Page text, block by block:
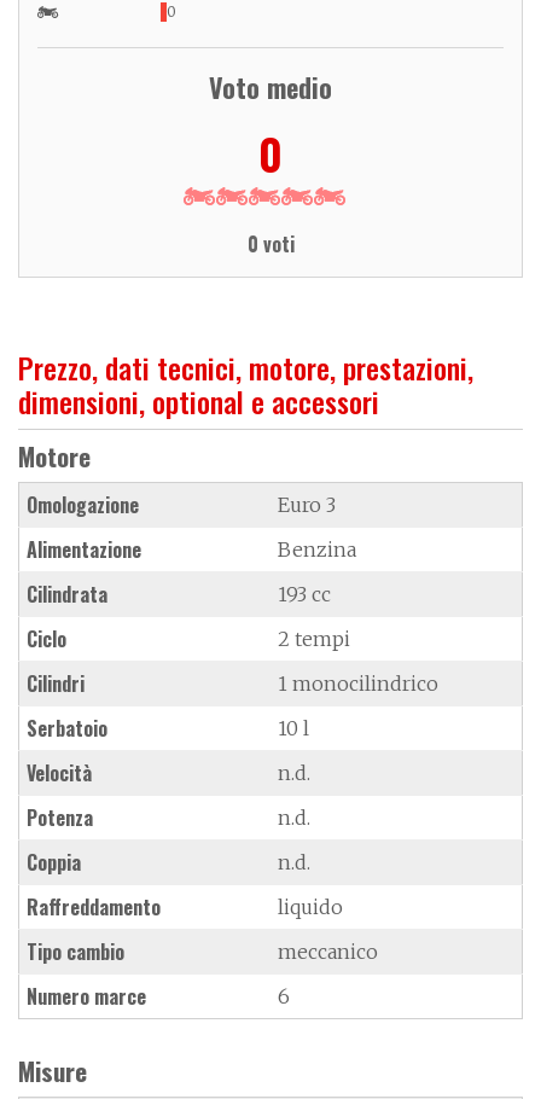
0
Voto medio
0
0 voti
Prezzo, dati tecnici, motore, prestazioni,
dimensioni, optional e accessori
Motore
Omologazione Euro 3
Alimentazione Benzina
Cilindrata 193 cc
Ciclo 2 tempi
Cilindri 1 monocilindrico
Serbatoio 10 l
Velocità n.d.
Potenza n.d.
Coppia n.d.
Raffreddamento liquido
Tipo cambio meccanico
Numero marce 6
Misure